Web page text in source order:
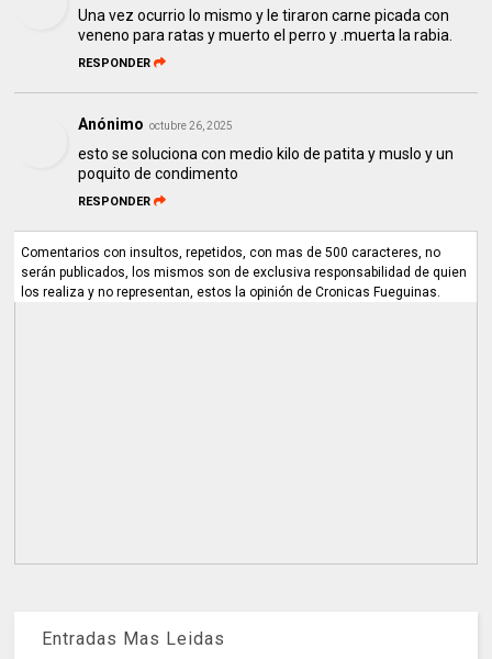
Una vez ocurrio lo mismo y le tiraron carne picada con
veneno para ratas y muerto el perro y .muerta la rabia.
RESPONDER
Anónimo octubre 26, 2025
esto se soluciona con medio kilo de patita y muslo y un
poquito de condimento
RESPONDER
Comentarios con insultos, repetidos, con mas de 500 caracteres, no
serán publicados, los mismos son de exclusiva responsabilidad de quien
los realiza y no representan, estos la opinión de Cronicas Fueguinas.
Entradas Mas Leidas